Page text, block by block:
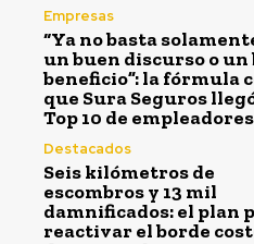
Empresas
“Ya no basta
un buen discurso o un
beneficio”: la fórmula
que Sura Seguros
Top 10 de
Destacados
Seis kilómetros de
escombros y 13 mil
damnificados: el plan
reactivar el borde